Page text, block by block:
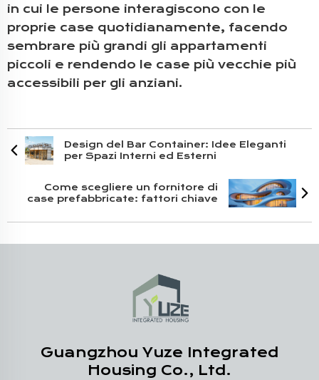
in cui le persone interagiscono con le
proprie case quotidianamente, facendo
sembrare più grandi gli appartamenti
piccoli e rendendo le case più vecchie più
accessibili per gli anziani.
Design del Bar Container: Idee Eleganti
per Spazi Interni ed Esterni
Come scegliere un fornitore di
case prefabbricate: fattori chiave
Guangzhou Yuze Integrated
Housing Co., Ltd.